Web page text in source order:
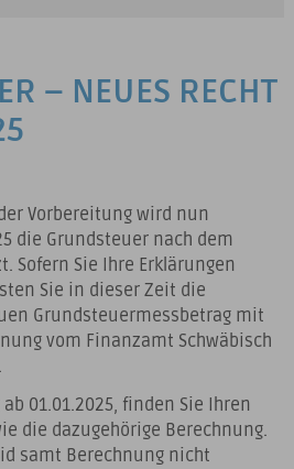
– NEUES RECHT
Vorbereitung wird nun
die Grundsteuer nach dem
Sofern Sie Ihre Erklärungen
Sie in dieser Zeit die
Grundsteuermessbetrag mit
vom Finanzamt Schwäbisch
01.01.2025, finden Sie Ihren
die dazugehörige Berechnung.
samt Berechnung nicht